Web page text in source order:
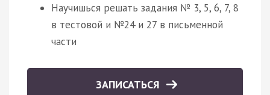
Научишься решать задания № 3, 5, 6, 7, 8
в тестовой и №24 и 27 в письменной
части
ЗАПИСАТЬСЯ